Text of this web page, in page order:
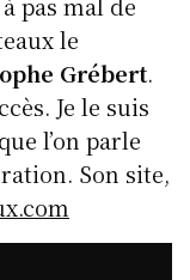
le
Grébert.
Je le suis
l’on parle
Son site,